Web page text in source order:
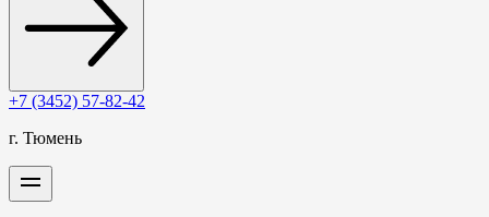
+7 (3452) 57-82-42
г. Тюмень